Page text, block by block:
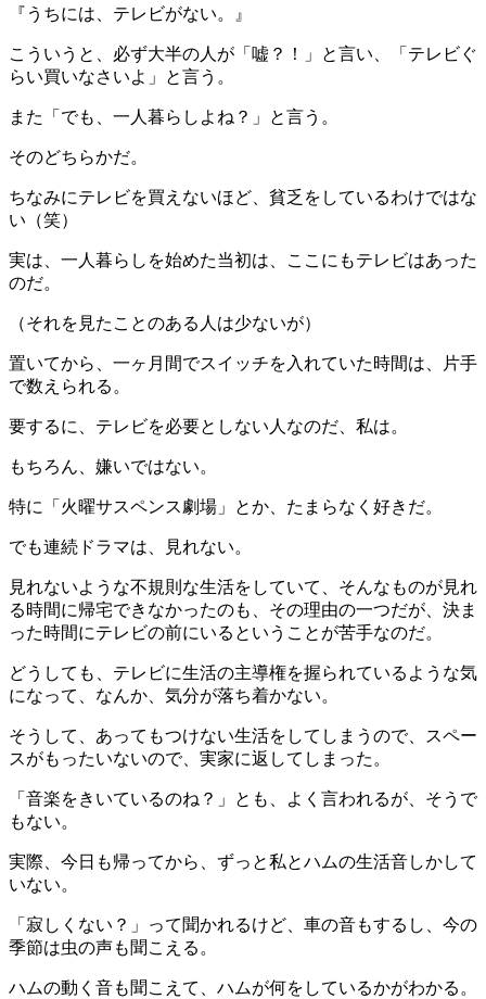
『うちには、テレビがない。』
こういうと、必ず大半の人が「嘘？！」と言い、「テレビぐ
らい買いなさいよ」と言う。
また「でも、一人暮らしよね？」と言う。
そのどちらかだ。
ちなみにテレビを買えないほど、貧乏をしているわけではな
い（笑）
実は、一人暮らしを始めた当初は、ここにもテレビはあった
のだ。
（それを見たことのある人は少ないが）
置いてから、一ヶ月間でスイッチを入れていた時間は、片手
で数えられる。
要するに、テレビを必要としない人なのだ、私は。
もちろん、嫌いではない。
特に「火曜サスペンス劇場」とか、たまらなく好きだ。
でも連続ドラマは、見れない。
見れないような不規則な生活をしていて、そんなものが見れ
る時間に帰宅できなかったのも、その理由の一つだが、決ま
った時間にテレビの前にいるということが苦手なのだ。
どうしても、テレビに生活の主導権を握られているような気
になって、なんか、気分が落ち着かない。
そうして、あってもつけない生活をしてしまうので、スペー
スがもったいないので、実家に返してしまった。
「音楽をきいているのね？」とも、よく言われるが、そうで
もない。
実際、今日も帰ってから、ずっと私とハムの生活音しかして
いない。
「寂しくない？」って聞かれるけど、車の音もするし、今の
季節は虫の声も聞こえる。
ハムの動く音も聞こえて、ハムが何をしているかがわかる。